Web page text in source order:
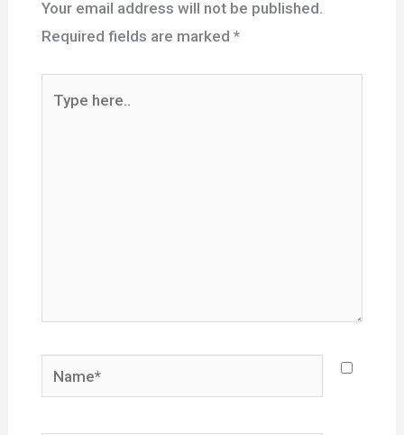
Your email address will not be published.
Required fields are marked *
here..
Name*